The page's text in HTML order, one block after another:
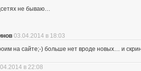
не бываю…
03.04.2014 в 18:03
на сайте;-) больше нет вроде новых… и
в 22:08